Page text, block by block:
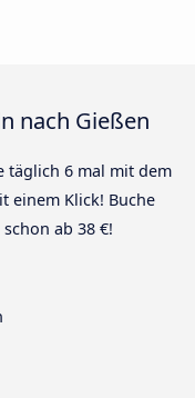
nach Gießen
täglich 6 mal mit dem
einem Klick! Buche
ab 38 €!